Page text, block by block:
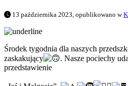
13 października 2023, opublikowano w
Środek tygodnia dla naszych
zaskakujący
. Nasze pociechy
przedstawienie